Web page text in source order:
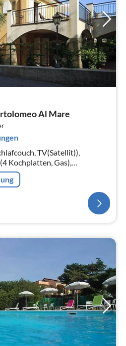
Al Mare
TV(Satellit)),
Kochplatten, Gas),
Schlafzimmer(Doppelbett